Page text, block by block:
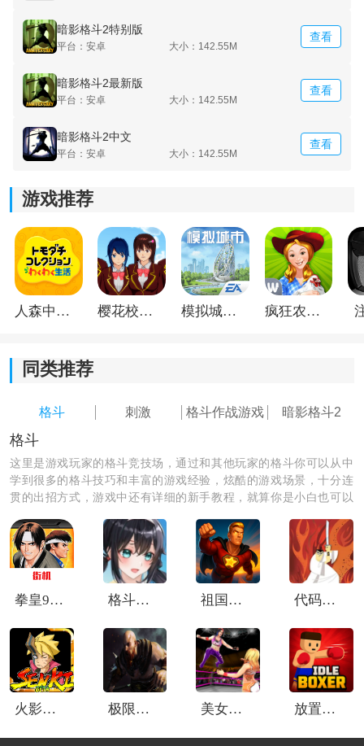
暗影格斗2怎么才能挑战泰坦？终极BOSS解锁攻略：
1、在暗影格斗2中，泰坦作为最终BOSS，只有当玩家击
败前面所有章节的BOSS后才会解锁挑战资格，这是推进
2、当所有关卡通关完成后，即可触发最终剧情，与泰坦
展开终极对决，开启结局战斗。
暗影格斗2特别版
平台：安卓 大小：142.55M
查看
暗影格斗2最新版
平台：安卓 大小：142.55M
查看
暗影格斗2中文
平台：安卓 大小：142.55M
查看
游戏推荐
人森中文版 樱花校园模拟器1.048.00中文版 模拟城市我是巿长联机版 疯狂农场3美国派19
同类推荐
格斗 刺激 格斗作战游戏 暗影格斗2
格斗
这里是游戏玩家的格斗竞技场，通过和其他玩家的格斗你可以从中
学到很多的格斗技巧和丰富的游戏经验，炫酷的游戏场景，十分连
贯的出招方式，游戏中还有详细的新手教程，就算你是小白也可以
拳皇97街机版 格斗少女尤里 祖国人模拟器 代码武士
火影战记波风水门 极限格斗赛 美女摔跤模拟器全中文版 放置拳击手